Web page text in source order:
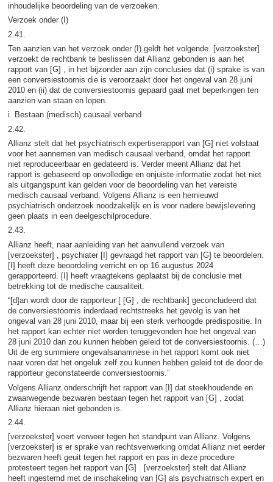
inhoudelijke beoordeling van de verzoeken.
Verzoek onder (I)
2.41.
Ten aanzien van het verzoek onder (I) geldt het volgende. [verzoekster]
verzoekt de rechtbank te beslissen dat Allianz gebonden is aan het
rapport van [G] , in het bijzonder aan zijn conclusies dat (i) sprake is van
een conversiestoornis die is veroorzaakt door het ongeval van 28 juni
2010 en (ii) dat de conversiestoornis gepaard gaat met beperkingen ten
aanzien van staan en lopen.
i. Bestaan (medisch) causaal verband
2.42.
Allianz stelt dat het psychiatrisch expertiserapport van [G] niet volstaat
voor het aannemen van medisch causaal verband, omdat het rapport
niet reproduceerbaar en gedateerd is. Verder meent Allianz dat het
rapport is gebaseerd op onvolledige en onjuiste informatie zodat het niet
als uitgangspunt kan gelden voor de beoordeling van het vereiste
medisch causaal verband. Volgens Allianz is een hernieuwd
psychiatrisch onderzoek noodzakelijk en is voor nadere bewijslevering
geen plaats in een deelgeschilprocedure.
2.43.
Allianz heeft, naar aanleiding van het aanvullend verzoek van
[verzoekster] , psychiater [I] gevraagd het rapport van [G] te beoordelen.
[I] heeft deze beoordeling verricht en op 16 augustus 2024
gerapporteerd. [I] heeft vraagtekens geplaatst bij de conclusie met
betrekking tot de medische causaliteit:
“[d]an wordt door de rapporteur [ [G] , de rechtbank] geconcludeerd dat
de conversiestoornis inderdaad rechtstreeks het gevolg is van het
ongeval van 28 juni 2010, maar bij een sterk verhoogde predispositie. In
het rapport kan echter niet worden teruggevonden hoe het ongeval van
28 juni 2010 dan zou kunnen hebben geleid tot de conversiestoornis. (…)
Uit de erg summiere ongevalsanamnese in het rapport komt ook niet
naar voren dat het ongeluk zelf zou kunnen hebben geleid tot de door de
rapporteur geconstateerde conversiestoornis.”
Volgens Allianz onderschrijft het rapport van [I] dat steekhoudende en
zwaarwegende bezwaren bestaan tegen het rapport van [G] , zodat
Allianz hieraan niet gebonden is.
2.44.
[verzoekster] voert verweer tegen het standpunt van Allianz. Volgens
[verzoekster] is er sprake van rechtsverwerking omdat Allianz niet eerder
bezwaren heeft geuit tegen het rapport en pas in deze procedure
protesteert tegen het rapport van [G] . [verzoekster] stelt dat Allianz
heeft ingestemd met de inschakeling van [G] als psychiatrisch expert en